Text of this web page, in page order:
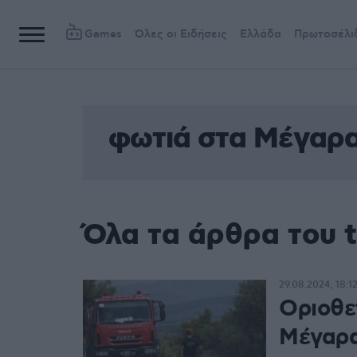
Games Όλες οι Ειδήσεις Ελλάδα
φωτιά στα
Όλα τα άρθρα του
29.08.2024, 18:12